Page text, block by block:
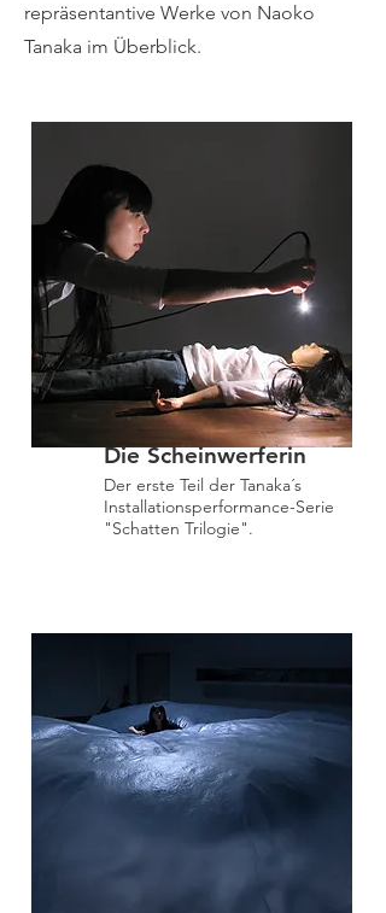
repräsentantive Werke von Naoko
Tanaka im Überblick.
Die Scheinwerferin
Der erste Teil der Tanaka´s
Installationsperformance-Serie
"Schatten Trilogie".